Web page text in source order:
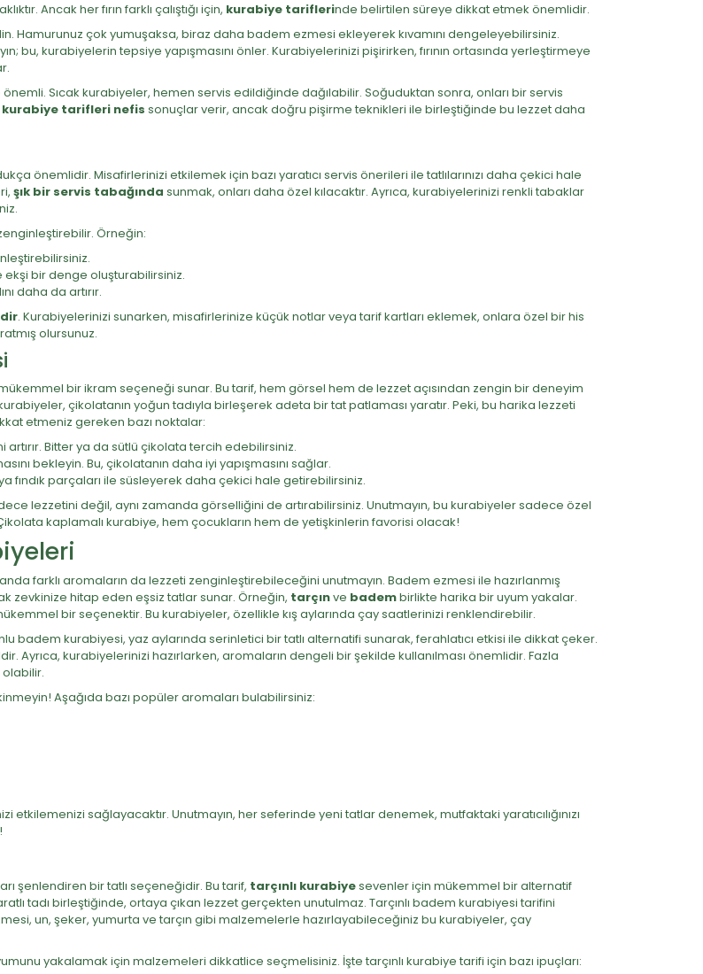
Ancak her fırın farklı çalıştığı için, kurabiye tariflerinde belirtilen süreye dikkat etmek önemlidir.
Hamurunuz çok yumuşaksa, biraz daha badem ezmesi ekleyerek kıvamını dengeleyebilirsiniz.
bu, kurabiyelerin tepsiye yapışmasını önler. Kurabiyelerinizi pişirirken, fırının ortasında yerleştirmeye
önemli. Sıcak kurabiyeler, hemen servis edildiğinde dağılabilir. Soğuduktan sonra, onları bir servis
tarifleri nefis sonuçlar verir, ancak doğru pişirme teknikleri ile birleştiğinde bu lezzet daha
önemlidir. Misafirlerinizi etkilemek için bazı yaratıcı servis önerileri ile tatlılarınızı daha çekici hale
şık bir servis tabağında sunmak, onları daha özel kılacaktır. Ayrıca, kurabiyelerinizi renkli tabaklar
Örneğin:
ekşi bir denge oluşturabilirsiniz.
daha da artırır.
. Kurabiyelerinizi sunarken, misafirlerinize küçük notlar veya tarif kartları eklemek, onlara özel bir his
olursunuz.
bir ikram seçeneği sunar. Bu tarif, hem görsel hem de lezzet açısından zengin bir deneyim
çikolatanın yoğun tadıyla birleşerek adeta bir tat patlaması yaratır. Peki, bu harika lezzeti
etmeniz gereken bazı noktalar:
Bitter ya da sütlü çikolata tercih edebilirsiniz.
bekleyin. Bu, çikolatanın daha iyi yapışmasını sağlar.
parçaları ile süsleyerek daha çekici hale getirebilirsiniz.
lezzetini değil, aynı zamanda görselliğini de artırabilirsiniz. Unutmayın, bu kurabiyeler sadece özel
kaplamalı kurabiye, hem çocukların hem de yetişkinlerin favorisi olacak!
farklı aromaların da lezzeti zenginleştirebileceğini unutmayın. Badem ezmesi ile hazırlanmış
zevkinize hitap eden eşsiz tatlar sunar. Örneğin, tarçınve badembirlikte harika bir uyum yakalar.
bir seçenektir. Bu kurabiyeler, özellikle kış aylarında çay saatlerinizi renklendirebilir.
badem kurabiyesi, yaz aylarında serinletici bir tatlı alternatifi sunarak, ferahlatıcı etkisi ile dikkat çeker.
Ayrıca, kurabiyelerinizi hazırlarken, aromaların dengeli bir şekilde kullanılması önemlidir. Fazla
Aşağıda bazı popüler aromaları bulabilirsiniz:
sağlayacaktır. Unutmayın, her seferinde yeni tatlar denemek, mutfaktaki yaratıcılığınızı
şenlendiren bir tatlı seçeneğidir. Bu tarif, tarçınlı kurabiyesevenler için mükemmel bir alternatif
tadı birleştiğinde, ortaya çıkan lezzet gerçekten unutulmaz. Tarçınlı badem kurabiyesi tarifini
un, şeker, yumurta ve tarçın gibi malzemelerle hazırlayabileceğiniz bu kurabiyeler, çay
yakalamak için malzemeleri dikkatlice seçmelisiniz. İşte tarçınlı kurabiye tarifi için bazı ipuçları: